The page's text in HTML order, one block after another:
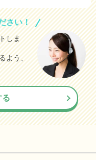
さい！
しま
よう、